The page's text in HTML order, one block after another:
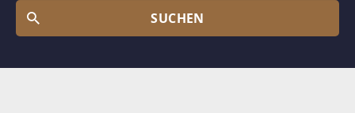
SUCHEN